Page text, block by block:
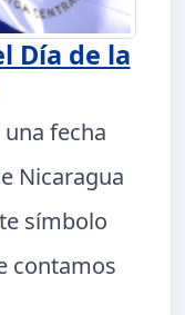
Día de la
una fecha
Nicaragua
símbolo
contamos